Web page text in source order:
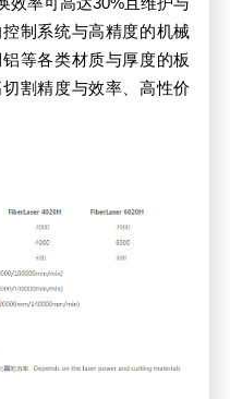
制系统与高精度的机械
等各类材质与厚度的板
割精度与效率、高性价